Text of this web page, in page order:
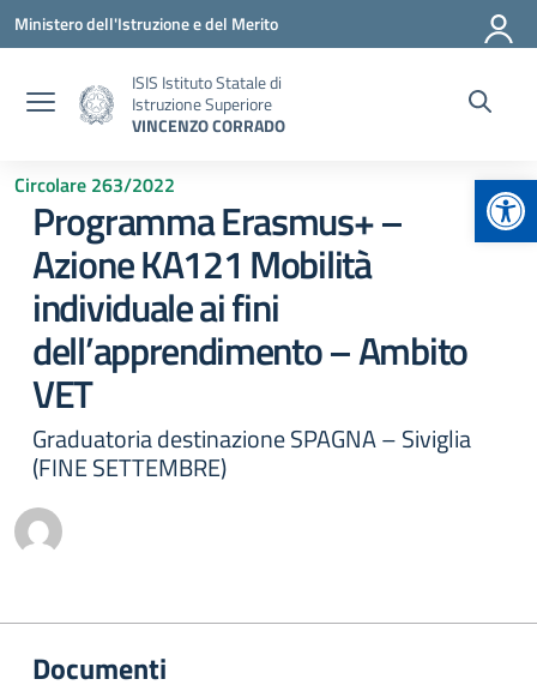
Vai ai contenuti
Vai al menu di navigazione
Vai al footer
Ministero dell'Istruzione e del Merito
ISIS Istituto Statale di
Istruzione Superiore
VINCENZO CORRADO
Circolare 263/2022
Programma Erasmus+ –
Azione KA121 Mobilità
individuale ai fini
dell’apprendimento – Ambito
VET
Graduatoria destinazione SPAGNA – Siviglia
(FINE SETTEMBRE)
Documenti